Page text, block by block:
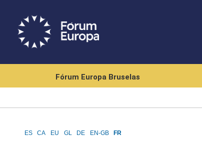
Fórum Europa Bruselas
ES CA EU GL DE EN-GB FR